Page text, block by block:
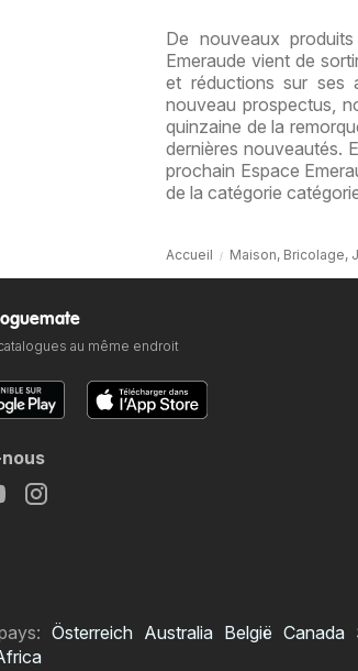
De nouveaux
Emeraude vient de
et réductions sur ses
nouveau prospectus,
quinzaine de la
dernières nouveautés.
prochain Espace
de la catégorie
Accueil Maison, Bricolage,
au même endroit
Österreich Australia België Canada